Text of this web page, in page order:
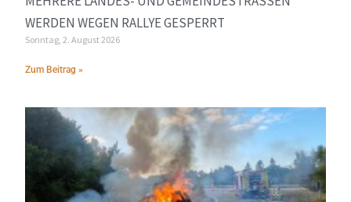
ERDEN WEGEN RALLYE GESPERRT
Sonntag, 2. August 2026
Zum Beitrag »